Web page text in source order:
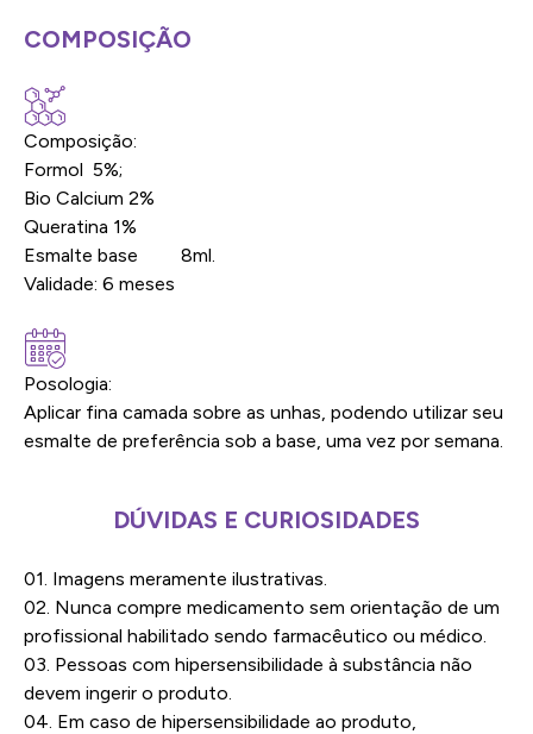
COMPOSIÇÃO
Composição:
Formol 5%;
Bio Calcium 2%
Queratina 1%
Esmalte base 8ml.
Validade: 6 meses
Posologia:
Aplicar fina camada sobre as unhas, podendo utilizar seu
esmalte de preferência sob a base, uma vez por semana.
DÚVIDAS E CURIOSIDADES
01. Imagens meramente ilustrativas.
02. Nunca compre medicamento sem orientação de um
profissional habilitado sendo farmacêutico ou médico.
03. Pessoas com hipersensibilidade à substância não
devem ingerir o produto.
04. Em caso de hipersensibilidade ao produto,